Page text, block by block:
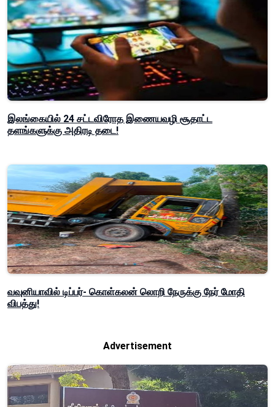
இலங்கையில் 24 சட்டவிரோத இணையவழி சூதாட்ட
தளங்களுக்கு அதிரடி தடை!
வவுனியாவில் டிப்பர்- கொள்கலன் லொறி நேருக்கு நேர் மோதி
விபத்து!
Advertisement